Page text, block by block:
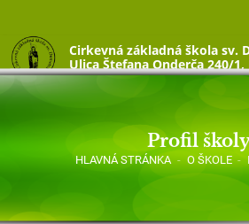
Cirkevná základná škola sv.
Ulica Štefana Onderča 240/1,
Profil
HLAVNÁ STRÁNKA - O ŠKOLE -